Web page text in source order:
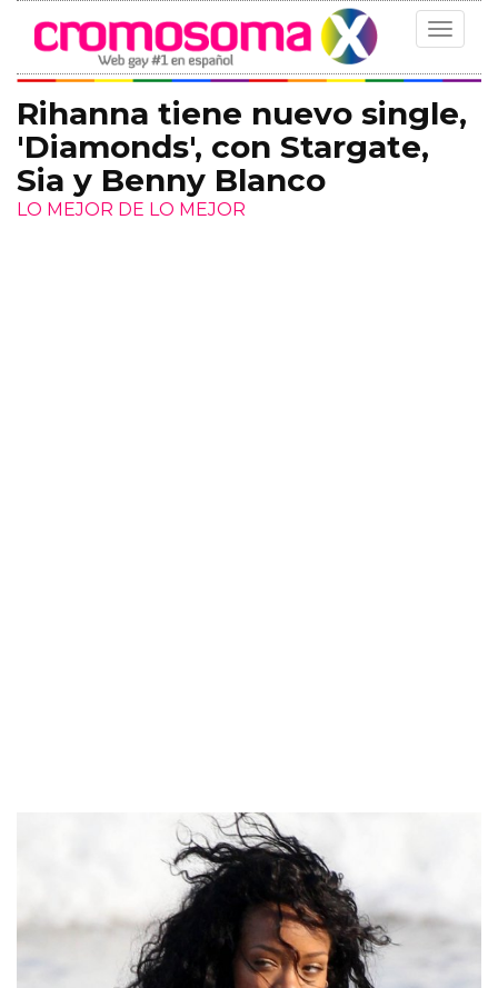
Toggle
Rihanna tiene nuevo single,
'Diamonds', con Stargate,
Sia y Benny Blanco
LO MEJOR DE LO MEJOR